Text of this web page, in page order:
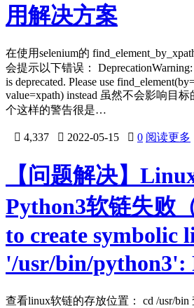
用解决方案
在使用selenium的
会提示以下错误： DeprecationWarning:
is deprecated. Please use
value=xpath) instead 虽然不会影响目
个这样的警告很是…
 4,337  2022-05-15  0 阅读更多
【问题解决】
Python3软链失败
to create symbolic
'/usr/bin/python3':
查看linux软链的存放位置： cd /usr/bin